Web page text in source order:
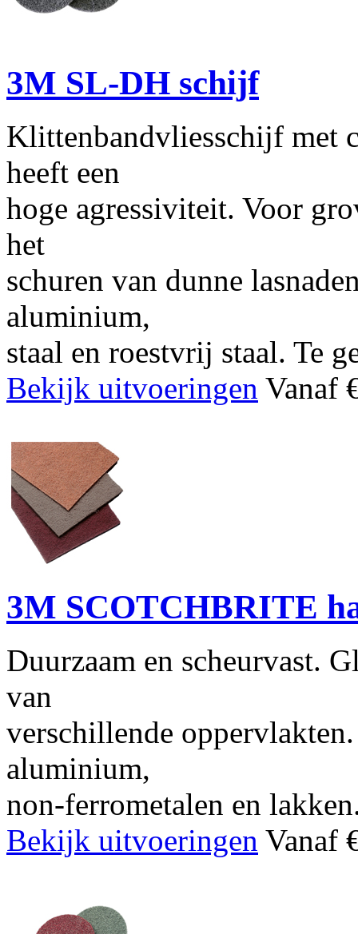
3M SL-DH schijf
Klittenbandvliesschijf met
heeft een
hoge agressiviteit. Voor
het
schuren van dunne
aluminium,
staal en roestvrij staal. Te
Bekijk uitvoeringen Vanaf
3M SCOTCHBRITE
Duurzaam en scheurvast.
van
verschillende
aluminium,
non-ferrometalen en
Bekijk uitvoeringen Vanaf